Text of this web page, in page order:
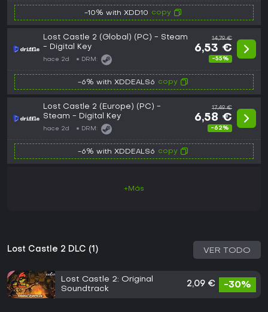
-10% with XDD10 copy
Lost Castle 2 (Global) (PC) - Steam
- Digital Key
hace 2d DRM:
14,79 €
6,53 €
-55%
-6% with XDDEALS6 copy
Lost Castle 2 (Europe) (PC) -
Steam - Digital Key
hace 2d DRM:
17,49 €
6,58 €
-62%
-6% with XDDEALS6 copy
+Más
Lost Castle 2 DLC (1) VER TODO
Lost Castle 2: Original
Soundtrack
2,09 € -30%